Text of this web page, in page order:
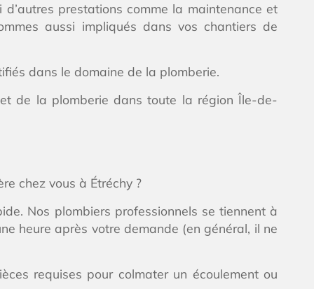
prestations comme la maintenance et
aussi impliqués dans vos chantiers de
dans le domaine de la plomberie.
de la plomberie dans toute la région Île-de-
chez vous à Étréchy ?
Nos plombiers professionnels se tiennent à
heure après votre demande (en général, il ne
requises pour colmater un écoulement ou